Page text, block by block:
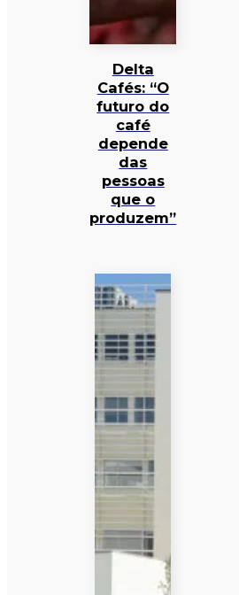
Delta
Cafés: “O
futuro do
café
depende
das
pessoas
que o
produzem”